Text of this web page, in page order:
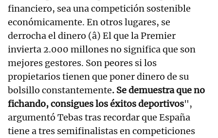
financiero, sea una competición sostenible
económicamente. En otros lugares, se
derrocha el dinero (â) El que la Premier
invierta 2.000 millones no significa que son
mejores gestores. Son peores si los
propietarios tienen que poner dinero de su
bolsillo constantemente. Se demuestra que no
fichando, consigues los éxitos deportivos",
argumentó Tebas tras recordar que España
tiene a tres semifinalistas en competiciones